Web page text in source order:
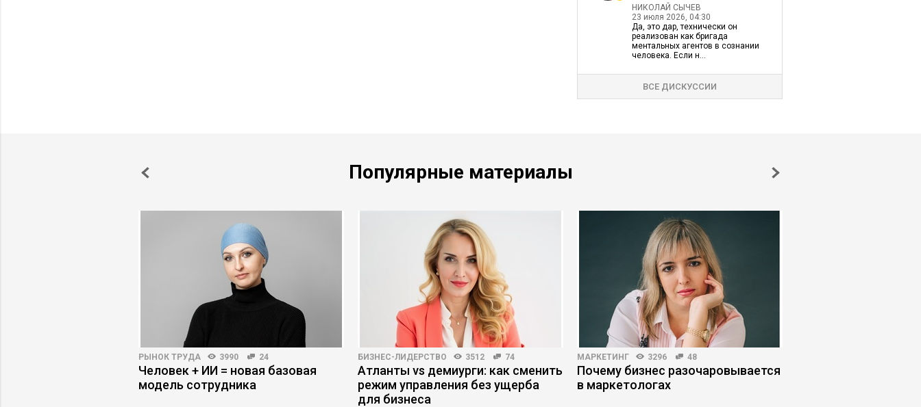
НИКОЛАЙ СЫЧЕВ
23 июля 2026, 04:30
Да, это дар, технически он
реализован как бригада
ментальных агентов в сознании
человека. Если н...
ВСЕ ДИСКУССИИ
Популярные материалы
РЫНОК ТРУДА 3990 24
Человек + ИИ = новая базовая
модель сотрудника
БИЗНЕС-ЛИДЕРСТВО 3512 74
Атланты vs демиурги: как сменить
режим управления без ущерба
для бизнеса
МАРКЕТИНГ 3296 48
Почему бизнес разочаровывается
в маркетологах